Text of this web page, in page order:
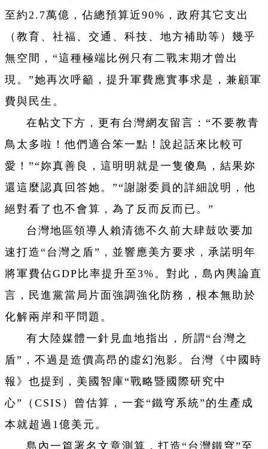
至約2.7萬億，佔總預算近90%，政府其它支出
（教育、社福、交通、科技、地方補助等）幾乎
無空間，“這種極端比例只有二戰末期才曾出
現。”她再次呼籲，提升軍費應實事求是，兼顧軍
費與民生。
在帖文下方，更有台灣網友留言：“不要教青
鳥太多啦！他們適合笨一點！說起話來比較可
愛！”“妳真善良，這明明就是一隻傻鳥，結果妳
還這麼認真回答她。”“謝謝委員的詳細說明，他
絕對看了也不會算，為了反而反而已。”
台灣地區領導人賴清德不久前大肆鼓吹要加
速打造“台灣之盾”，並響應美方要求，承諾明年
將軍費佔GDP比率提升至3%。對此，島內輿論直
言，民進黨當局片面強調強化防務，根本無助於
化解兩岸和平問題。
有大陸媒體一針見血地指出，所謂“台灣之
盾”，不過是造價高昂的虛幻泡影。台灣《中國時
報》也提到，美國智庫“戰略暨國際研究中
心”（CSIS）曾估算，一套“鐵穹系統”的生產成
本就超過1億美元。
島內一篇署名文章測算，打造“台灣鐵穹”至